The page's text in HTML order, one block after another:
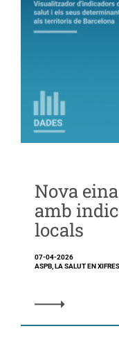
Nova
amb
locals
07-04-2026
ASPB, LA SALUT EN